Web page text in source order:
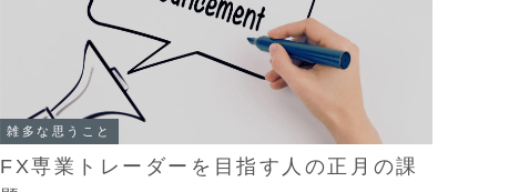
雑多な思うこと
FX専業トレーダーを目指す人の正月の課